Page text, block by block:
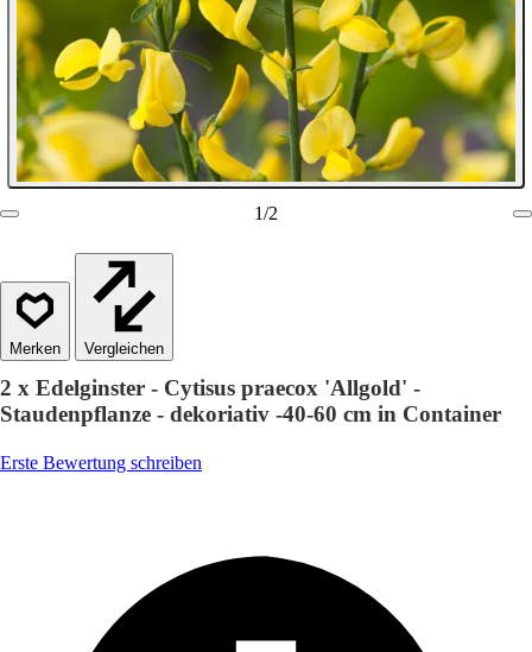
1/2
Vergleichen
2 x Edelginster - Cytisus praecox 'Allgold' -
Staudenpflanze - dekoriativ -40-60 cm in Container
Erste Bewertung schreiben